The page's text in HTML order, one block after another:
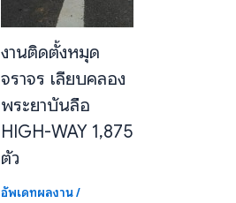
งานติดตั้งหมุด
จราจร เลียบคลอง
พระยาบันลือ
HIGH-WAY 1,875
ตัว
อัพเดทผลงาน/